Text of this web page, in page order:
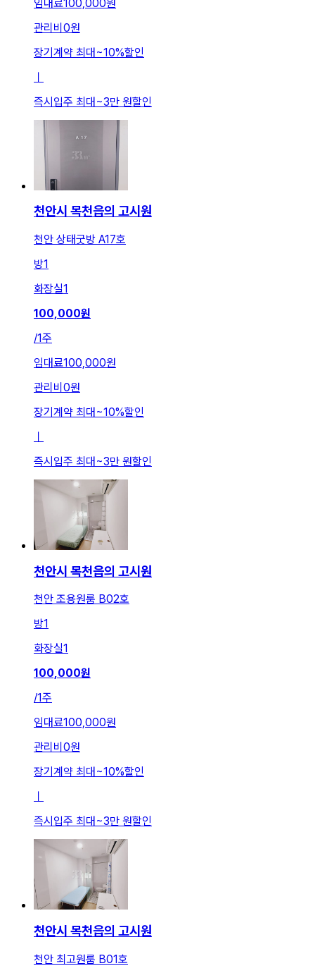
임대료100,000원
관리비 0원
장기계약 최대~10%할인
ㅣ
즉시입주 최대~3만 원할인
천안시 목천읍의 고시원
천안 상태굿방 A17호
방1
화장실1
100,000원
/1주
임대료100,000원
관리비 0원
장기계약 최대~10%할인
ㅣ
즉시입주 최대~3만 원할인
천안시 목천읍의 고시원
천안 조용원룸 B02호
방1
화장실1
100,000원
/1주
임대료100,000원
관리비 0원
장기계약 최대 ~10%할인
즉시입주 최대 ~3만 원할인
천안시 목천읍의 고시원
천안 최고원룸 B01호